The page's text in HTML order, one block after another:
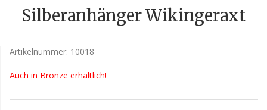
Silberanhänger Wikingeraxt
Artikelnummer: 10018
Auch in Bronze erhältlich!